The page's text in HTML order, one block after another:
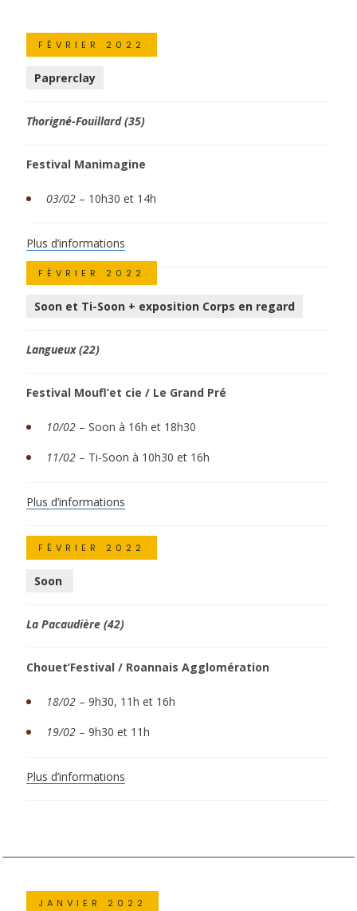
FÉVRIER 2022
Paprerclay
Thorigné-Fouillard (35)
Festival Manimagine
03/02 – 10h30 et 14h
Plus d’informations
FÉVRIER 2022
Soon et Ti-Soon + exposition Corps en regard
Langueux (22)
Festival Moufl’et cie / Le Grand Pré
10/02 – Soon à 16h et 18h30
11/02 – Ti-Soon à 10h30 et 16h
Plus d’informations
FÉVRIER 2022
Soon
La Pacaudière (42)
Chouet’Festival / Roannais Agglomération
18/02 – 9h30, 11h et 16h
19/02 – 9h30 et 11h
Plus d’informations
JANVIER 2022